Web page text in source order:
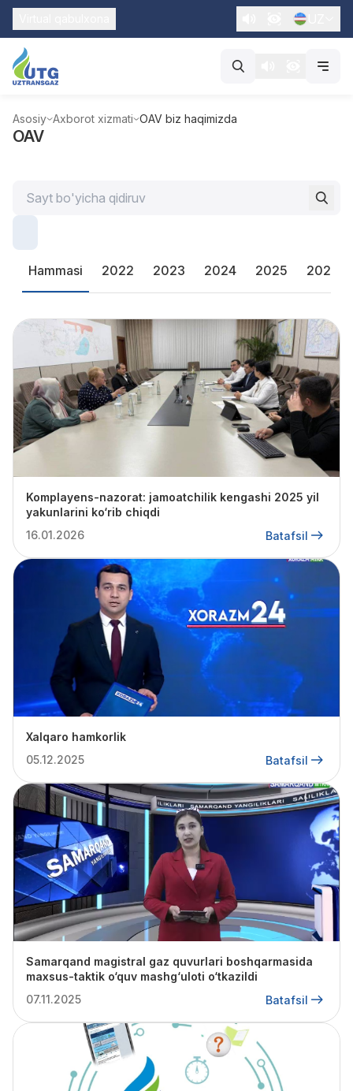
Asosiy Axborot xizmati OAV biz haqimizda
OAV
Hammasi 2022 2023 2024 2025 2026
Komplayens-nazorat: jamoatchilik kengashi 2025 yil
yakunlarini ko‘rib chiqdi
16.01.2026
Batafsil
Xalqaro hamkorlik
05.12.2025
Batafsil
Samarqand magistral gaz quvurlari boshqarmasida
maxsus-taktik o‘quv mashg‘uloti o‘tkazildi
07.11.2025
Batafsil